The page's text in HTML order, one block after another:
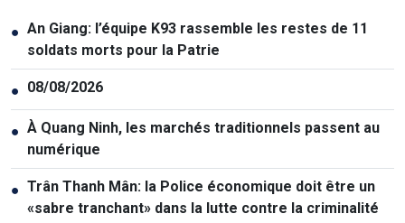
● An Giang: l’équipe K93 rassemble les restes de 11
soldats morts pour la Patrie
● 08/08/2026
● À Quang Ninh, les marchés traditionnels passent au
numérique
● Trân Thanh Mân: la Police économique doit être un
«sabre tranchant» dans la lutte contre la criminalité